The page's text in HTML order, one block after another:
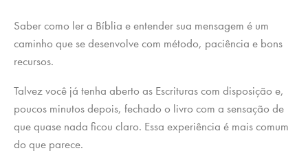
Saber como ler a Bíblia e entender sua mensagem é um
caminho que se desenvolve com método, paciência e bons
recursos.
Talvez você já tenha aberto as Escrituras com disposição e,
poucos minutos depois, fechado o livro com a sensação de
que quase nada ficou claro. Essa experiência é mais comum
do que parece.